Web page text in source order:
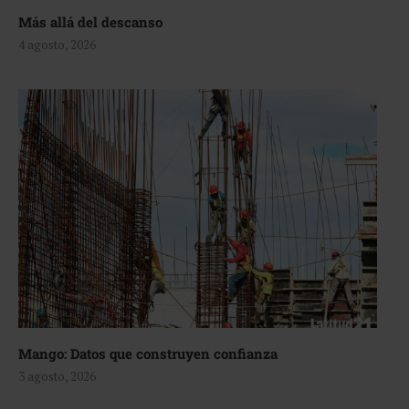
Más allá del descanso
4 agosto, 2026
Mango: Datos que construyen confianza
3 agosto, 2026